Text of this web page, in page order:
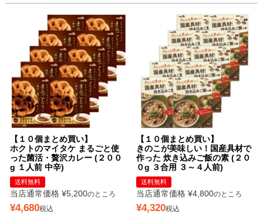
【１０個まとめ買い】
ホクトのマイタケ まるごと使
った菌活・贅沢カレー (２００
g １人前 中辛)
送料無料
当店通常価格 ¥5,200のところ
¥4,680税込
【１０個まとめ買い】
きのこが美味しい！国産具材で
作った 炊き込みご飯の素 (２０
０g ３合用 ３～４人前)
送料無料
当店通常価格 ¥4,800のところ
¥4,320税込